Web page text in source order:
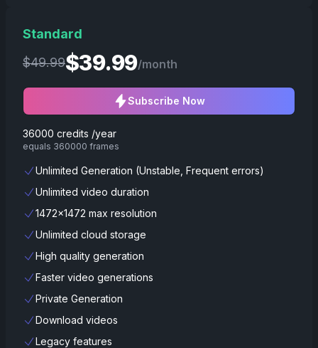
Standard
$49.99$39.99/month
Subscribe Now
36000 credits /year
equals 360000 frames
Unlimited Generation (Unstable, Frequent errors)
Unlimited video duration
1472x1472 max resolution
Unlimited cloud storage
High quality generation
Faster video generations
Private Generation
Download videos
Legacy features